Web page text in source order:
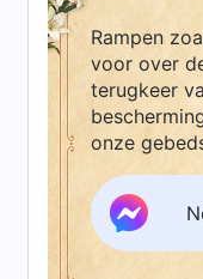
Rampen
voor over
terugkeer
onze